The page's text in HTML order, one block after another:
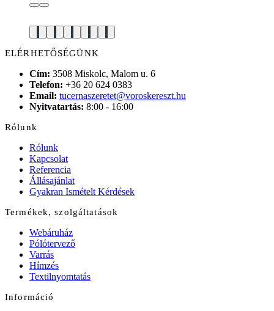
ELÉRHETŐSÉGÜNK
Cím: 3508 Miskolc, Malom u. 6
Telefon: +36 20 624 0383
Email: tucernaszeretet@voroskereszt.hu
Nyitvatartás: 8:00 - 16:00
Rólunk
Rólunk
Kapcsolat
Referencia
Állásajánlat
Gyakran Ismételt Kérdések
Termékek, szolgáltatások
Webáruház
Pólótervező
Varrás
Hímzés
Textilnyomtatás
Információ